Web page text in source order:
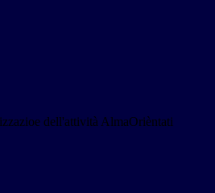
dell'attività AlmaOrièntati